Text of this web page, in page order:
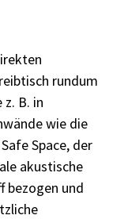
rundum
B. in
wie die
Space, der
akustische
bezogen und